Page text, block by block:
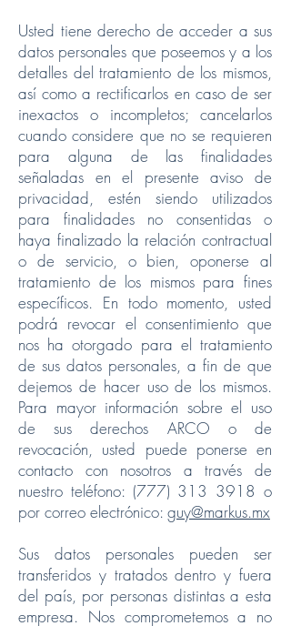
Usted tiene derecho de acceder a sus
datos personales que poseemos y a los
detalles del tratamiento de los mismos,
así como a rectificarlos en caso de ser
inexactos o incompletos; cancelarlos
cuando considere que no se requieren
para alguna de las finalidades
señaladas en el presente aviso de
privacidad, estén siendo utilizados
para finalidades no consentidas o
haya finalizado la relación contractual
o de servicio, o bien, oponerse al
tratamiento de los mismos para fines
específicos. En todo momento, usted
podrá revocar el consentimiento que
nos ha otorgado para el tratamiento
de sus datos personales, a fin de que
dejemos de hacer uso de los mismos.
Para mayor información sobre el uso
de sus derechos ARCO o de
revocación, usted puede ponerse en
contacto con nosotros a través de
nuestro teléfono: (777) 313 3918 o
por correo electrónico: guy@markus.mx
Sus datos personales pueden ser
transferidos y tratados dentro y fuera
del país, por personas distintas a esta
empresa. Nos comprometemos a no